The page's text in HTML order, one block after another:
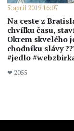
5. apríl 2019 16:07
Na ceste z
chvíľku času,
Okrem skvelého
chodníku slávy
#jedlo
❤ 2055